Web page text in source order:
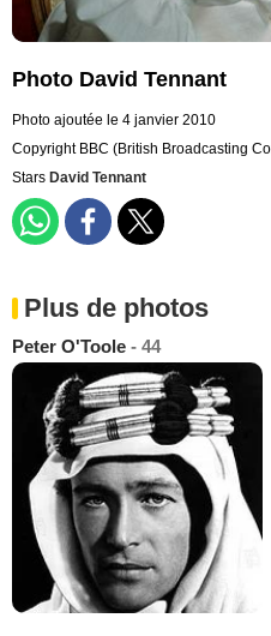
Photo David Tennant
Photo ajoutée le 4 janvier 2010
Copyright BBC (British Broadcasting
Stars David Tennant
Plus de photos
Peter O'Toole - 44